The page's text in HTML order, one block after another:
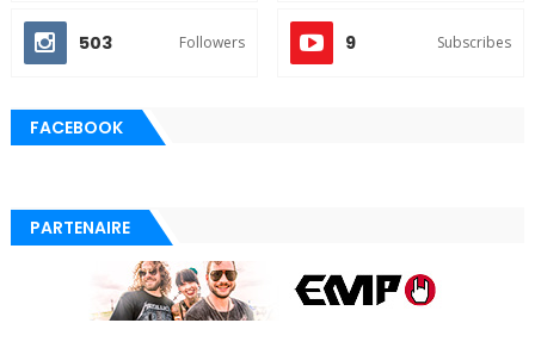
503 Followers 9 Subscribes
FACEBOOK
PARTENAIRE